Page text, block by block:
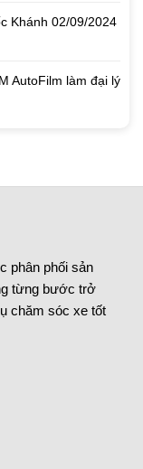
Khánh 02/09/2024
AutoFilm làm đại lý
phân phối sản
từng bước trở
chăm sóc xe tốt